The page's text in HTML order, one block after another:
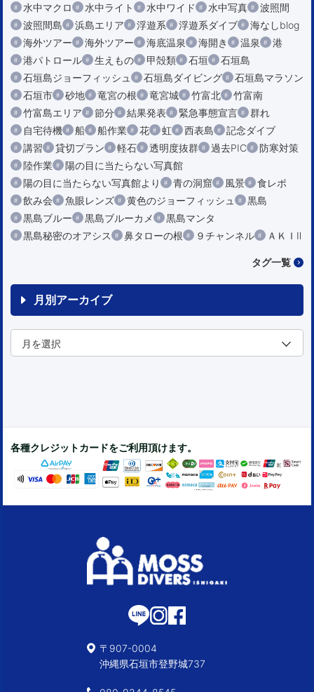
水中マクロ
水中ライト 水中ワイド 水中写真
波照間
波照間島
浜島エリア 浮遊系 浮遊系ダイブ
海なしblog
海外ツアー
海外ツアー 海底温泉 海開き 温泉
港
港パトロール
生えもの 甲殻類 石垣
石垣島
石垣島ジョーフィッシュ
石垣島ダイビング
石垣島マラソン
石垣市
砂地 竜宮の根 竜宮城 竹富北
竹富南
竹富島エリア
節分 結果発表 緊急事態宣言
群れ
自宅待機
船 船作業 花 虹 西表島
記念ダイブ
講習
貸切プラン 軽石 透明度抜群 過去PIC
防寒対策
陸作業
陽の目に当たらない写真館
陽の目に当たらない写真館より
青の洞窟 風景
食レポ
飲み会
魚眼レンズ 黄色のジョーフィッシュ
黒島
黒島ブルー
黒島ブルーカメ
黒島マンタ
黒島秘密のオアシス
鼻タローの根 ９チャンネル ＡＫＩⅡ
タグ一覧
月別アーカイブ
各種クレジットカードをご利用頂けます。
〒907-0004
沖縄県石垣市登野城737